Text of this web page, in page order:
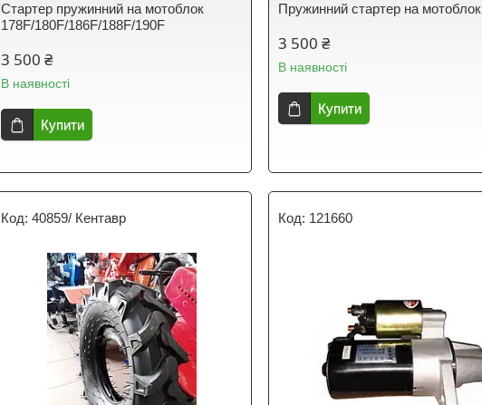
Стартер пружинний на мотоблок
178F/180F/186F/188F/190F
3 500 ₴
В наявності
Купити
Пружинний стартер на мотоблок
3 500 ₴
В наявності
Купити
40859/ Кентавр 121660